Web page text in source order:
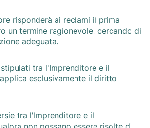
risponderà ai reclami il prima
un termine ragionevole, cercando di
adeguata.
tra l'Imprenditore e il
esclusivamente il diritto
tra l'Imprenditore e il